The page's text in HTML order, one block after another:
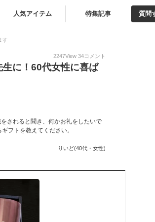
人気アイテム 特集記事 質問
す
2247View 34コメント
に！60代女性に喜ば
されると聞き、何かお礼をしたいで
フトを教えてください。
りいど(40代・女性)